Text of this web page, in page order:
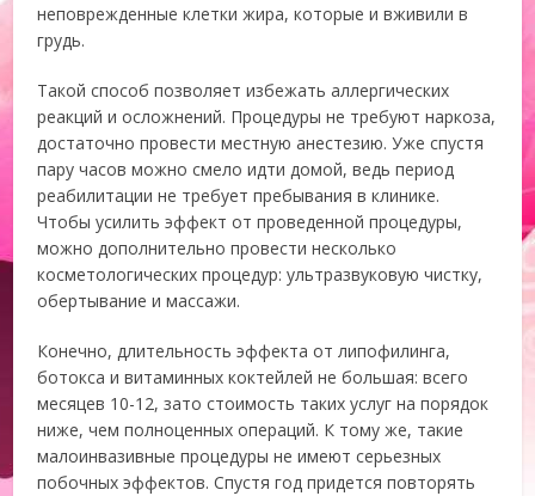
неповрежденные клетки жира, которые и вживили в
грудь.
Такой способ позволяет избежать аллергических
реакций и осложнений. Процедуры не требуют наркоза,
достаточно провести местную анестезию. Уже спустя
пару часов можно смело идти домой, ведь период
реабилитации не требует пребывания в клинике.
Чтобы усилить эффект от проведенной процедуры,
можно дополнительно провести несколько
косметологических процедур: ультразвуковую чистку,
обертывание и массажи.
Конечно, длительность эффекта от липофилинга,
ботокса и витаминных коктейлей не большая: всего
месяцев 10-12, зато стоимость таких услуг на порядок
ниже, чем полноценных операций. К тому же, такие
малоинвазивные процедуры не имеют серьезных
побочных эффектов. Спустя год придется повторять